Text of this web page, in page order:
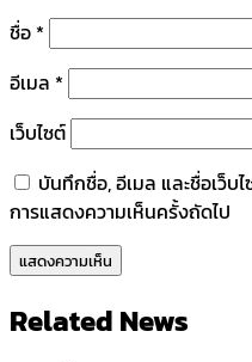
ชื่อ *
อีเมล *
เว็บไซต์
บันทึกชื่อ, อีเมล และชื่อเว็บ
การแสดงความเห็นครั้งถัดไป
Related News